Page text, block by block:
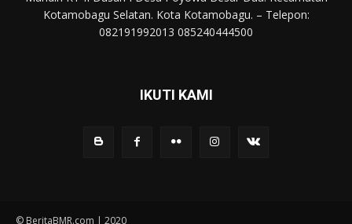
Kotamobagu Selatan. Kota Kotamobagu. – Telepon:
082191992013 085240444500
IKUTI KAMI
© BeritaBMR.com | 2020